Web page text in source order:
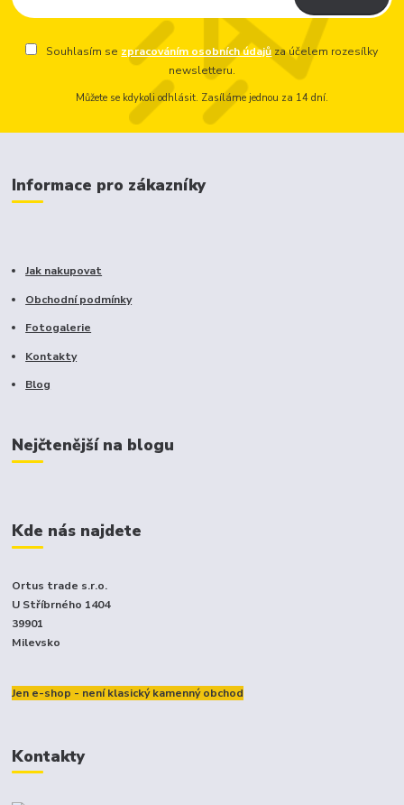
Souhlasím se zpracováním osobních údajů za účelem rozesílky
newsletteru.
Můžete se kdykoli odhlásit. Zasíláme jednou za 14 dní.
Informace pro zákazníky
Jak nakupovat
Obchodní podmínky
Fotogalerie
Kontakty
Blog
Nejčtenější na blogu
Kde nás najdete
Ortus trade s.r.o.
U Stříbrného 1404
39901
Milevsko
Jen e-shop - není klasický kamenný obchod
Kontakty